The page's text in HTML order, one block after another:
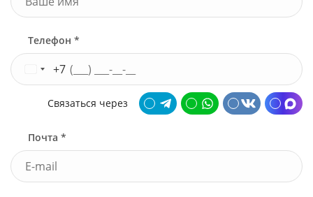
Телефон *
+7
Связаться через
Почта *